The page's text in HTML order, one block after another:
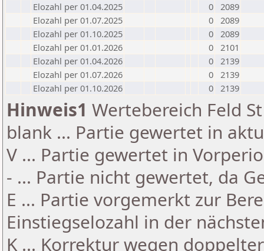
Elozahl per 01.04.2025
0 2089
Elozahl per 01.07.2025
0 2089
Elozahl per 01.10.2025
0 2089
Elozahl per 01.01.2026
0 2101
Elozahl per 01.04.2026
0 2139
Elozahl per 01.07.2026
0 2139
Elozahl per 01.10.2026
0 2139
Hinweis1 Wertebereich Feld
blank ... Partie gewertet in
V ... Partie gewertet in
- ... Partie nicht gewertet, da
E ... Partie vorgemerkt zur
Einstiegselozahl in der
K ... Korrektur wegen